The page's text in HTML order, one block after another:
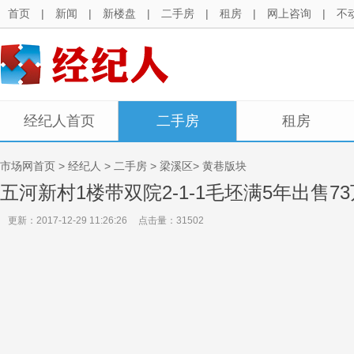
首页 | 新闻 | 新楼盘 | 二手房 | 租房 | 网上咨询 | 不
经纪人首页 二手房 租房
市场网首页 > 经纪人 > 二手房 > 梁溪区> 黄巷版块
五河新村1楼带双院2-1-1毛坯满5年出售
更新：2017-12-29 11:26:26 点击量：31502